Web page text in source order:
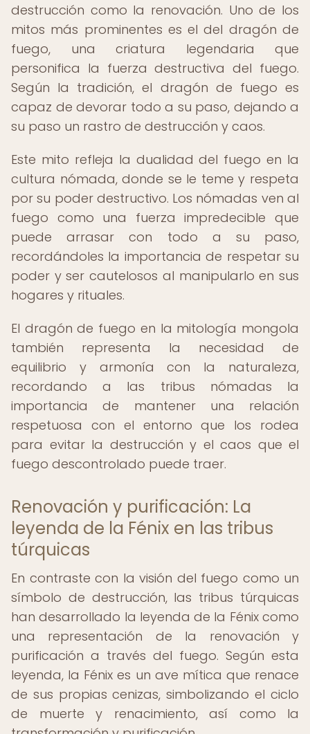
destrucción como la renovación. Uno de los
mitos más prominentes es el del dragón de
fuego, una criatura legendaria que
personifica la fuerza destructiva del fuego.
Según la tradición, el dragón de fuego es
capaz de devorar todo a su paso, dejando a
su paso un rastro de destrucción y caos.
Este mito refleja la dualidad del fuego en la
cultura nómada, donde se le teme y respeta
por su poder destructivo. Los nómadas ven al
fuego como una fuerza impredecible que
puede arrasar con todo a su paso,
recordándoles la importancia de respetar su
poder y ser cautelosos al manipularlo en sus
hogares y rituales.
El dragón de fuego en la mitología mongola
también representa la necesidad de
equilibrio y armonía con la naturaleza,
recordando a las tribus nómadas la
importancia de mantener una relación
respetuosa con el entorno que los rodea
para evitar la destrucción y el caos que el
fuego descontrolado puede traer.
Renovación y purificación: La
leyenda de la Fénix en las tribus
túrquicas
En contraste con la visión del fuego como un
símbolo de destrucción, las tribus túrquicas
han desarrollado la leyenda de la Fénix como
una representación de la renovación y
purificación a través del fuego. Según esta
leyenda, la Fénix es un ave mítica que renace
de sus propias cenizas, simbolizando el ciclo
de muerte y renacimiento, así como la